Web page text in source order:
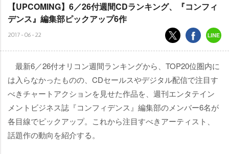
【UPCOMING】6／26付週間CDランキング、『コンフィ
デンス』編集部ピックアップ6作
2017-06-22
最新6／26付オリコン週間ランキングから、TOP20位圏内に
は入らなかったものの、CDセールスやデジタル配信で注目す
べきチャートアクションを見せた作品を、週刊エンタテイン
メントビジネス誌『コンフィデンス』編集部のメンバー6名が
各目線でピックアップ。これから注目すべきアーティスト、
話題作の動向を紹介する。